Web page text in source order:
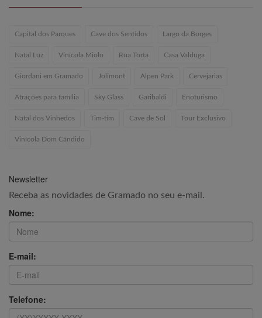
Capital dos Parques Cave dos Sentidos Largo da Borges
Natal Luz Vinícola Miolo Rua Torta Casa Valduga
Giordani em Gramado Jolimont Alpen Park Cervejarias
Atrações para família Sky Glass Garibaldi Enoturismo
Natal dos Vinhedos Tim-tim Cave de Sol Tour Exclusivo
Vinícola Dom Cândido
Newsletter
Receba as novidades de Gramado no seu e-mail.
Nome:
E-mail:
Telefone: